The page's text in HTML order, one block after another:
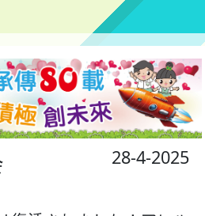
28-4-2025